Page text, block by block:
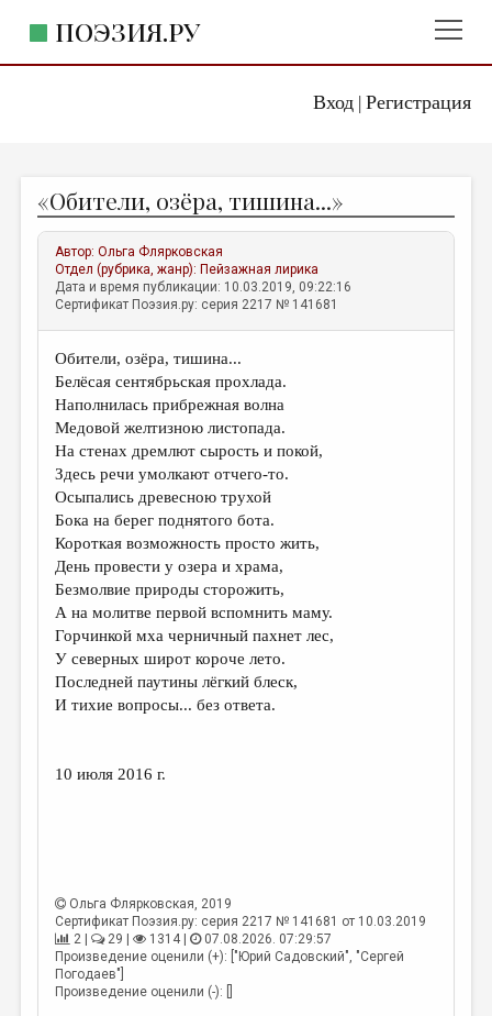
Вход| Регистрация
ПОЭЗИЯ.РУ
ЖАНРЫ
АВТОРЫ
КОММЕНТАРИИ
ЛИТСАЛОН
НОВОСТИ
ПРАВИЛА САЙТА
ОТДЕЛЫ И РУБРИКИ
ИЗБРАННОЕ
ДАЙДЖЕСТ
ПРОИЗВЕДЕНИЯ
ПЕРЕВОДЫ
КОНКУРСЫ
ДЕТСКАЯ КОМНАТА
КНИЖНАЯ ПОЛКА
РЕДКОЛЛЕГИЯ
ОТ РЕДАКЦИИ
МАЛАЯ ПРОЗА
«Обители, озёра, тишина...»
Автор:Ольга Флярковская
Отдел (рубрика, жанр): Пейзажная лирика
Дата и время публикации: 10.03.2019, 09:22:16
Сертификат Поэзия.ру: серия 2217 № 141681
Обители, озёра, тишина...
Белёсая сентябрьская прохлада.
Наполнилась прибрежная волна
Медовой желтизною листопада.
На стенах дремлют сырость и покой,
Здесь речи умолкают отчего-то.
Осыпались древесною трухой
Бока на берег поднятого бота.
Короткая возможность просто жить,
День провести у озера и храма,
Безмолвие природы сторожить,
А на молитве первой вспомнить маму.
Горчинкой мха черничный пахнет лес,
У северных широт короче лето.
Последней паутины лёгкий блеск,
И тихие вопросы... без ответа.
10 июля 2016 г.
Ольга Флярковская, 2019
Сертификат Поэзия.ру: серия 2217 № 141681 от 10.03.2019
2 |
29 | 1314 |
07.08.2026. 07:29:57
Произведение оценили (+): ["Юрий Садовский", "Сергей
Погодаев"]
Произведение оценили (-): []